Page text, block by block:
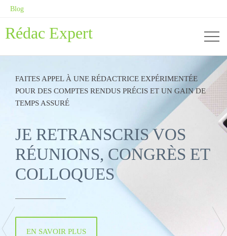
Blog
Rédac Expert
FAITES APPEL À UNE RÉDACTRICE EXPÉRIMENTÉE
POUR DES COMPTES RENDUS PRÉCIS ET UN GAIN DE
TEMPS ASSURÉ
JE RETRANSCRIS VOS
RÉUNIONS, CONGRÈS ET
COLLOQUES
EN SAVOIR PLUS